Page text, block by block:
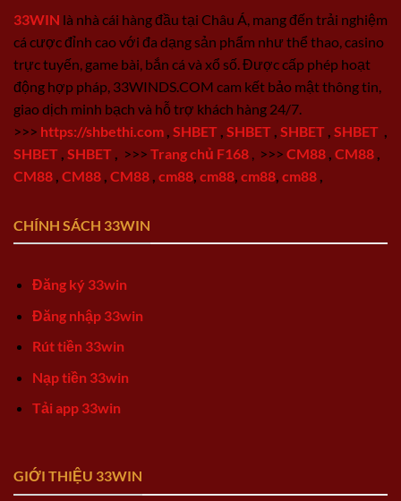
33WIN là nhà cái hàng đầu tại Châu Á, mang đến trải nghiệm
cá cược đỉnh cao với đa dạng sản phẩm như thể thao, casino
trực tuyến, game bài, bắn cá và xổ số. Được cấp phép hoạt
động hợp pháp, 33WINDS.COM cam kết bảo mật thông tin,
giao dịch minh bạch và hỗ trợ khách hàng 24/7.
>>> https://shbethi.com SHBET SHBET SHBET SHBET
SHBET SHBET >>> Trang chủ F168 >>> CM88 CM88
CM88 CM88 CM88 cm88 cm88 cm88 cm88
CHÍNH SÁCH 33WIN
Đăng ký 33win
Đăng nhập 33win
Rút tiền 33win
Nạp tiền 33win
Tải app 33win
GIỚI THIỆU 33WIN